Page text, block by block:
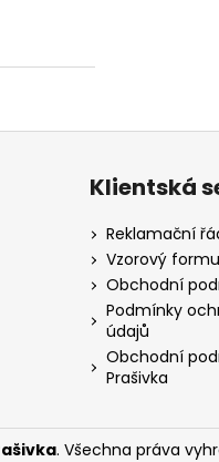
Klientská
Reklamační
Vzorový
Obchodní
Podmínky
údajů
Obchodní
Prašivka
. Všechna práva